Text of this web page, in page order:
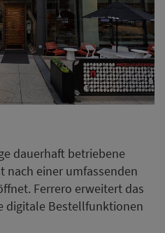
dauerhaft betriebene
nach einer umfassenden
Ferrero erweitert das
digitale Bestellfunktionen